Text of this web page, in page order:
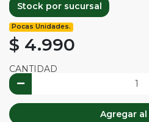
Stock por sucursal
Pocas Unidades.
$ 4.990
CANTIDAD
Agregar